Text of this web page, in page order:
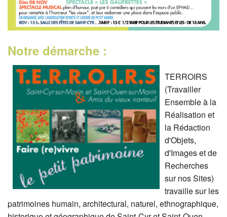
Notre démarche :
TERROIRS
(Travailler
Ensemble à la
Réalisation et
la Rédaction
d'Objets,
d'Images et de
Recherches
sur nos Sites)
travaille sur les
patrimoines humain, architectural, naturel, ethnographique,